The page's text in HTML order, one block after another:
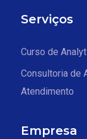
Serviços
Curso de
Consultoria de
Atendimento
Empresa